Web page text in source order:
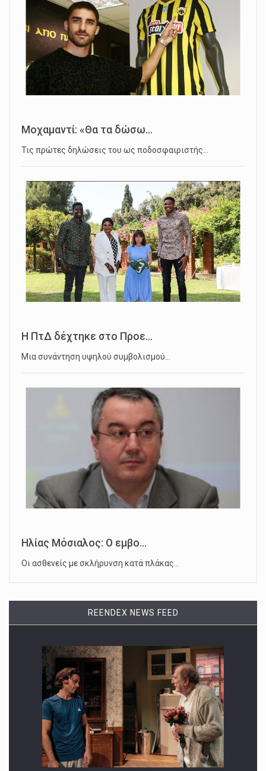
Μοχαμαντί: «Θα τα δώσω...
Τις πρώτες δηλώσεις του ως ποδοσφαιριστής…
Η ΠτΔ δέχτηκε στο Προε...
Μια συνάντηση υψηλού συμβολισμού…
Ηλίας Μόσιαλος: Ο εμβο...
Οι ασθενείς με σκλήρυνση κατά πλάκας…
REENDEX NEWS FEED